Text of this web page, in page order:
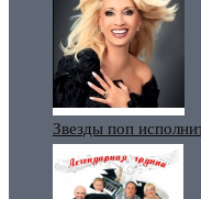
Звезды поп